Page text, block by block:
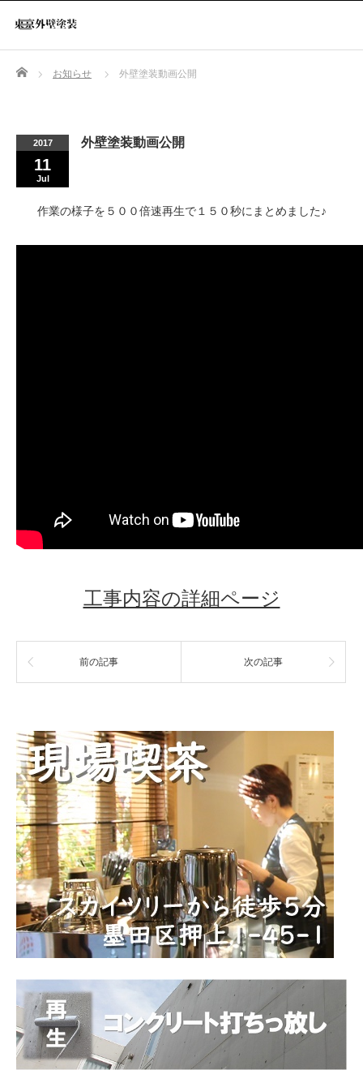
Home お知らせ 外壁塗装動画公開
2017
11
Jul
外壁塗装動画公開
作業の様子を５００倍速再生で１５０秒にまとめました♪
工事内容の詳細ページ
前の記事 次の記事